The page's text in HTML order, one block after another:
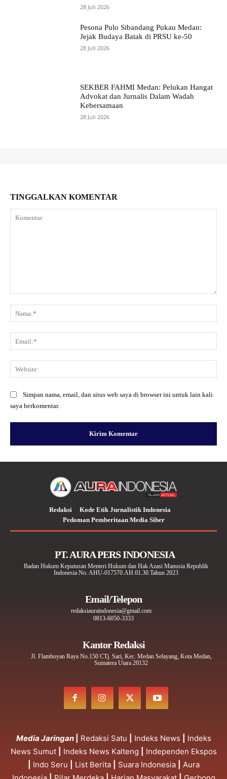
28 Juli 2026
Pesona Pulo Sibandang Pukau Medan:
Jejak Budaya Batak di PRSU ke-50
28 Juli 2026
SEKBER FAHMI Medan: Pelukan Hangat
Advokat dan Jurnalis Dalam Wadah
Kebersamaan
28 Juli 2026
TINGGALKAN KOMENTAR
Simpan nama, email, dan situs web saya di browser ini untuk lain kali
saya berkomentar.
Redaksi
Kode Etik Jurnalistik Indonesia
Pedoman Pemberitaan Media Siber
PT. AURA PERS INDONESIA
Badan Hukum Keputusan Menteri Hukum dan Hak Azasi Manusia Republik
Indonesia No. AHU-017570.AH.01.30.Tahun 2023
Email/Telepon
redaksiauraindonesia@gmail.com
0813-6050-3333
Kantor Redaksi
Jl. Flamboyan Raya No.150 CTj. Sari, Kec. Medan Selayang, Kota Medan,
Sumatera Utara 20132
Media Jaringan Redaksi Satu Indeks News
Indeks
News Sumut
Indeks News Kalteng
Independen Ekspos
Indo Seru List Berita Suara Indonesia
Aura